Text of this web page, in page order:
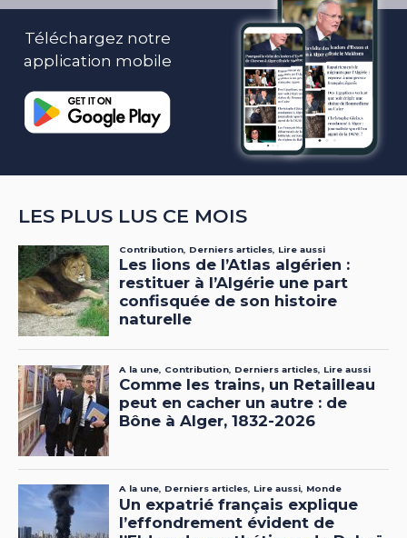
Téléchargez notre
application mobile
LES PLUS LUS CE MOIS